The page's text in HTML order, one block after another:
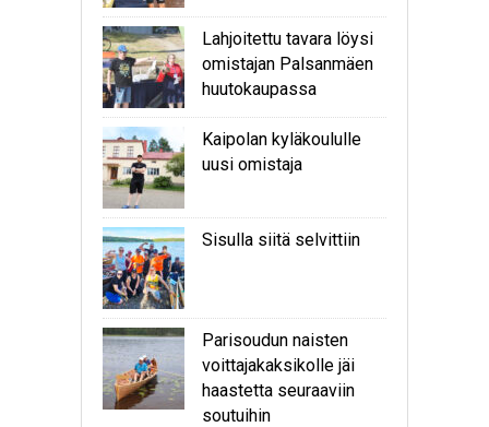
Lahjoitettu tavara löysi
omistajan Palsanmäen
huutokaupassa
Kaipolan kyläkoululle
uusi omistaja
Sisulla siitä selvittiin
Parisoudun naisten
voittajakaksikolle jäi
haastetta seuraaviin
soutuihin